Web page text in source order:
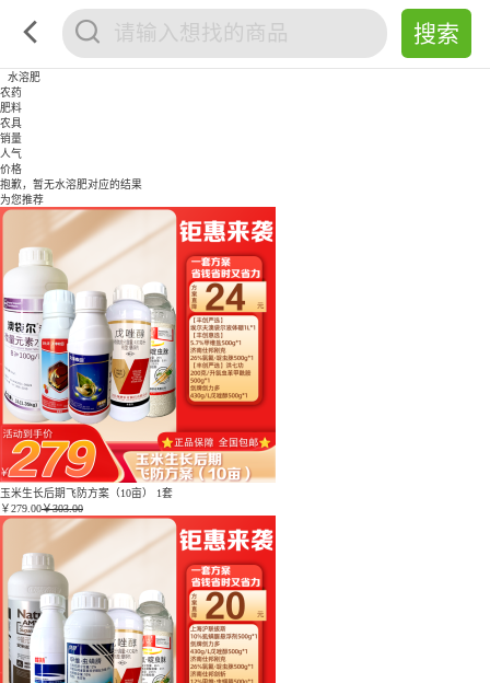
水溶肥
农药
肥料
农具
销量
人气
价格
抱歉，暂无水溶肥对应的结果
为您推荐
玉米生长后期飞防方案（10亩） 1套
￥279.00￥303.00